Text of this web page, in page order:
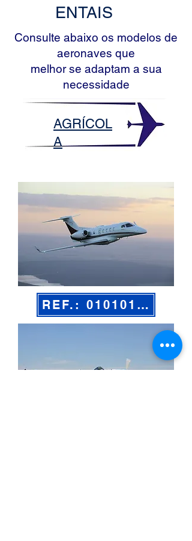
ENTAIS
Consulte abaixo os modelos de
aeronaves que
melhor se adaptam a sua
necessidade
AGRÍCOL
A
REF.: 010101-01